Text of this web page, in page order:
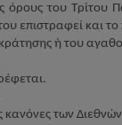
του Τρίτου
επιστραφεί και
ή του
των